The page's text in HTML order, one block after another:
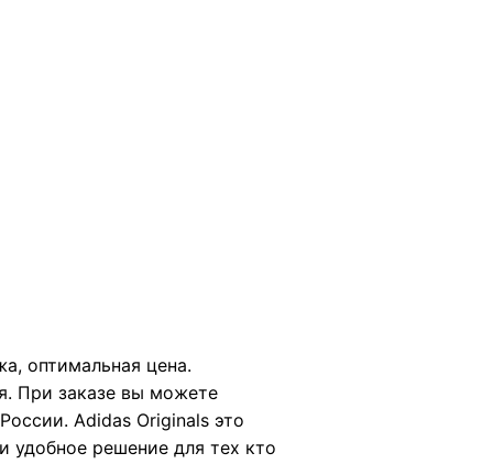
оптимальная цена.
При заказе вы можете
Adidas Originals это
удобное решение для тех кто